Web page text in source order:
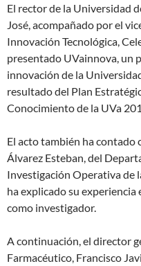
El rector de la Universidad
José, acompañado por el
Innovación Tecnológica,
presentado UVainnova, un
innovación de la
resultado del Plan
Conocimiento de la UVa
El acto también ha contado
Álvarez Esteban, del
Investigación Operativa de
ha explicado su
como investigador.
A continuación, el director
Farmacéutico, Francisco